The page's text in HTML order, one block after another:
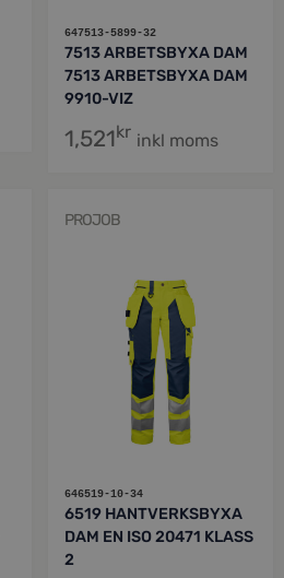
647513-5899-32
7513 ARBETSBYXA DAM
7513 ARBETSBYXA DAM
9910-VIZ
1,521kr inkl moms
PROJOB
646519-10-34
6519 HANTVERKSBYXA
DAM EN ISO 20471 KLASS
2